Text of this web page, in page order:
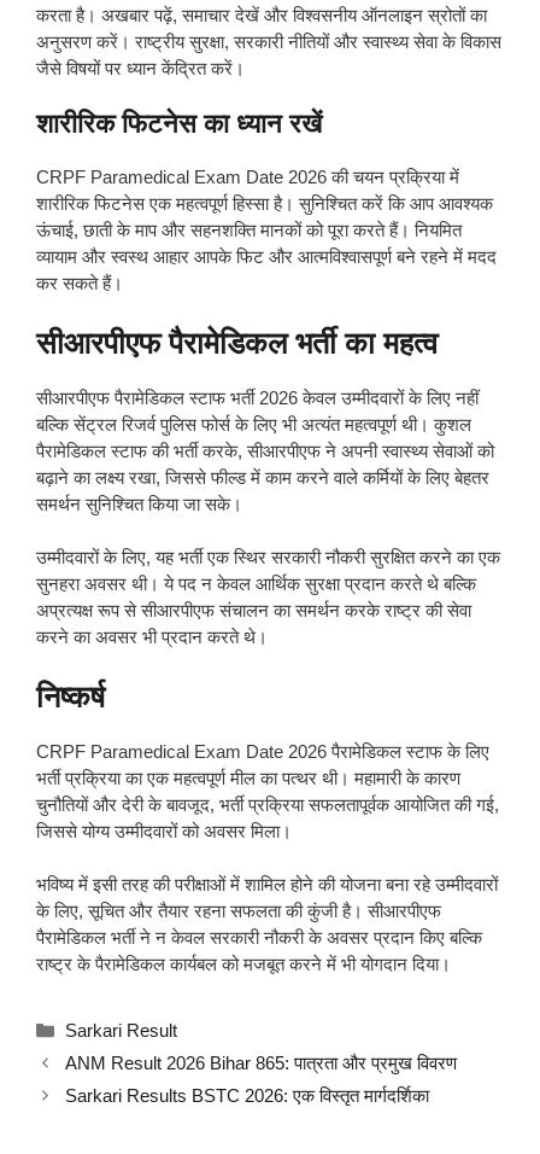
करता है। अखबार पढ़ें, समाचार देखें और विश्वसनीय ऑनलाइन स्रोतों का
अनुसरण करें। राष्ट्रीय सुरक्षा, सरकारी नीतियों और स्वास्थ्य सेवा के विकास
जैसे विषयों पर ध्यान केंद्रित करें।
शारीरिक फिटनेस का ध्यान रखें
CRPF Paramedical Exam Date 2026 की चयन प्रक्रिया में
शारीरिक फिटनेस एक महत्वपूर्ण हिस्सा है। सुनिश्चित करें कि आप आवश्यक
ऊंचाई, छाती के माप और सहनशक्ति मानकों को पूरा करते हैं। नियमित
व्यायाम और स्वस्थ आहार आपके फिट और आत्मविश्वासपूर्ण बने रहने में मदद
कर सकते हैं।
सीआरपीएफ पैरामेडिकल भर्ती का महत्व
सीआरपीएफ पैरामेडिकल स्टाफ भर्ती 2026 केवल उम्मीदवारों के लिए नहीं
बल्कि सेंट्रल रिजर्व पुलिस फोर्स के लिए भी अत्यंत महत्वपूर्ण थी। कुशल
पैरामेडिकल स्टाफ की भर्ती करके, सीआरपीएफ ने अपनी स्वास्थ्य सेवाओं को
बढ़ाने का लक्ष्य रखा, जिससे फील्ड में काम करने वाले कर्मियों के लिए बेहतर
समर्थन सुनिश्चित किया जा सके।
उम्मीदवारों के लिए, यह भर्ती एक स्थिर सरकारी नौकरी सुरक्षित करने का एक
सुनहरा अवसर थी। ये पद न केवल आर्थिक सुरक्षा प्रदान करते थे बल्कि
अप्रत्यक्ष रूप से सीआरपीएफ संचालन का समर्थन करके राष्ट्र की सेवा
करने का अवसर भी प्रदान करते थे।
निष्कर्ष
CRPF Paramedical Exam Date 2026 पैरामेडिकल स्टाफ के लिए
भर्ती प्रक्रिया का एक महत्वपूर्ण मील का पत्थर थी। महामारी के कारण
चुनौतियों और देरी के बावजूद, भर्ती प्रक्रिया सफलतापूर्वक आयोजित की गई,
जिससे योग्य उम्मीदवारों को अवसर मिला।
भविष्य में इसी तरह की परीक्षाओं में शामिल होने की योजना बना रहे उम्मीदवारों
के लिए, सूचित और तैयार रहना सफलता की कुंजी है। सीआरपीएफ
पैरामेडिकल भर्ती ने न केवल सरकारी नौकरी के अवसर प्रदान किए बल्कि
राष्ट्र के पैरामेडिकल कार्यबल को मजबूत करने में भी योगदान दिया।
Categories
Sarkari Result
ANM Result 2026 Bihar 865: पात्रता और प्रमुख विवरण
Sarkari Results BSTC 2026: एक विस्तृत मार्गदर्शिका